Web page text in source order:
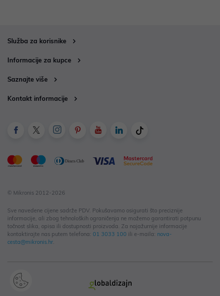
Služba za korisnike
Informacije za kupce
Saznajte više
Kontakt informacije
© Mikronis 2012-2026
Sve navedene cijene sadrže PDV. Pokušavamo osigurati što preciznije
informacije, ali zbog tehnoloških ograničenja ne možemo garantirati potpunu
točnost slika, opisa ili dostupnosti proizvoda. Za najažurnije informacije
kontaktirajte nas putem telefona: 01 3033 100 ili e-maila: nova-
cesta@mikronis.hr.